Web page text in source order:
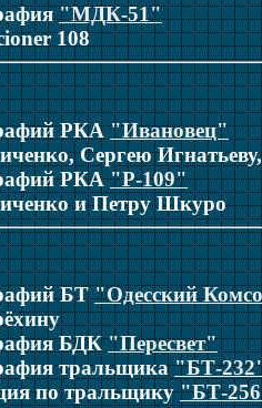
"МДК-51"
108
РКА"Ивановец"
Сергею
РКА"Р-109"
и Петру Шкуро
БТ"Одесский
БДК"Пересвет"
тральщика"БТ-
по тральщику"БТ-